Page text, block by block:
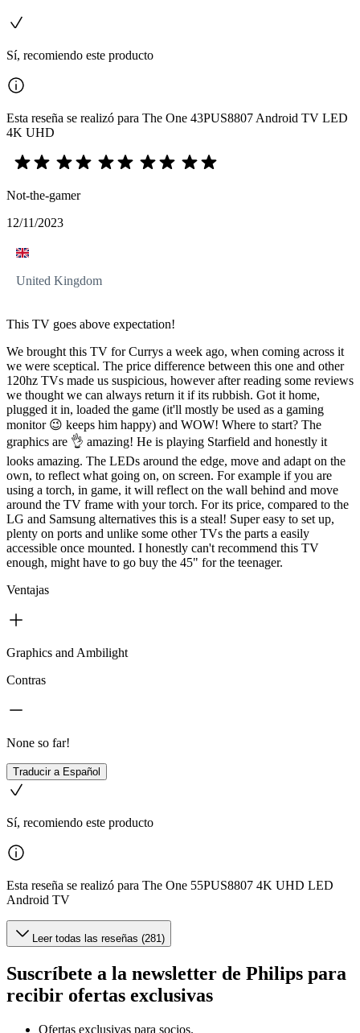
Sí, recomiendo este producto
Esta reseña se realizó para The One 43PUS8807 Android TV LED
4K UHD
Not-the-gamer
12/11/2023
United Kingdom
This TV goes above expectation!
We brought this TV for Currys a week ago, when coming across it
we were sceptical. The price difference between this one and other
120hz TVs made us suspicious, however after reading some reviews
we thought we can always return it if its rubbish. Got it home,
plugged it in, loaded the game (it'll mostly be used as a gaming
monitor 😉 keeps him happy) and WOW! Where to start? The
graphics are 👌 amazing! He is playing Starfield and honestly it
looks amazing. The LEDs around the edge, move and adapt on the
own, to reflect what going on, on screen. For example if you are
using a torch, in game, it will reflect on the wall behind and move
around the TV frame with your torch. For its price, compared to the
LG and Samsung alternatives this is a steal! Super easy to set up,
plenty on ports and unlike some other TVs the parts a easily
accessible once mounted. I honestly can't recommend this TV
enough, might have to go buy the 45" for the teenager.
Ventajas
Graphics and Ambilight
Contras
None so far!
Traducir a Español
Sí, recomiendo este producto
Esta reseña se realizó para The One 55PUS8807 4K UHD LED
Android TV
Leer todas las reseñas (281)
Suscríbete a la newsletter de Philips para
recibir ofertas exclusivas
Ofertas exclusivas para socios.